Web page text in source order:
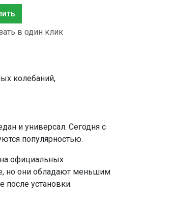
в один клик
колебаний,
и универсал. Сегодня с
популярностью.
официальных
но они обладают меньшим
после установки.